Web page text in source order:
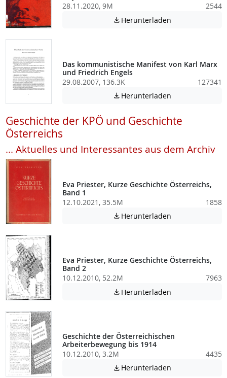
28.11.2020, 9M
2544
 Herunterladen
Das kommunistische Manifest von Karl Marx
und Friedrich Engels
29.08.2007, 136.3K
127341
 Herunterladen
Geschichte der KPÖ und Geschichte
Österreichs
... Aktuelles und Interessantes aus dem Archiv
Eva Priester, Kurze Geschichte Österreichs,
Band 1
12.10.2021, 35.5M
1858
 Herunterladen
Eva Priester, Kurze Geschichte Österreichs,
Band 2
10.12.2010, 52.2M
7963
 Herunterladen
Geschichte der Österreichischen
Arbeiterbewegung bis 1914
10.12.2010, 3.2M
4435
 Herunterladen